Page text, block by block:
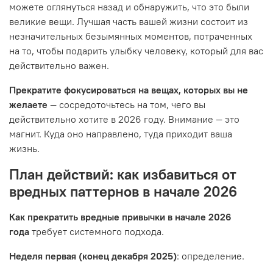
можете оглянуться назад и обнаружить, что это были
великие вещи. Лучшая часть вашей жизни состоит из
незначительных безымянных моментов, потраченных
на то, чтобы подарить улыбку человеку, который для вас
действительно важен.
Прекратите фокусироваться на вещах, которых вы не
желаете — сосредоточьтесь на том, чего вы
действительно хотите в 2026 году. Внимание — это
магнит. Куда оно направлено, туда приходит ваша
жизнь.
План действий: как избавиться от
вредных паттернов в начале 2026
Как прекратить вредные привычки в начале 2026
года требует системного подхода.
Неделя первая (конец декабря 2025): определение.